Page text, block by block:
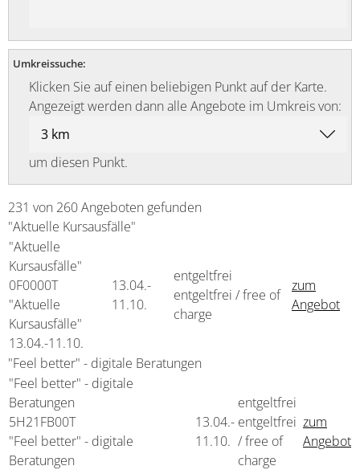
Umkreissuche:
Klicken Sie auf einen beliebigen Punkt auf der Karte.
Angezeigt werden dann alle Angebote im Umkreis von:
um diesen Punkt.
231 von 260 Angeboten gefunden
"Aktuelle Kursausfälle"
"Aktuelle
Kursausfälle"
0F0000T
"Aktuelle
Kursausfälle"
13.04.-11.10.
13.04.-
11.10.
entgeltfrei
entgeltfrei / free of
charge
zum
Angebot
"Feel better" - digitale Beratungen
"Feel better" - digitale
Beratungen
5H21FB00T
"Feel better" - digitale
Beratungen
13.04.-
11.10.
entgeltfrei
entgeltfrei
/ free of
charge
zum
Angebot